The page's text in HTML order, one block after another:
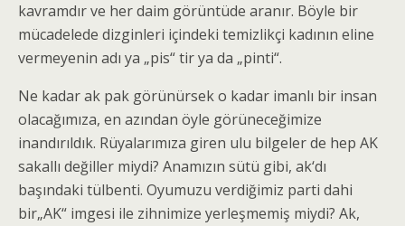
kavramdır ve her daim görüntüde aranır. Böyle bir
mücadelede dizginleri içindeki temizlikçi kadının eline
vermeyenin adı ya „pis“ tir ya da „pinti“.
Ne kadar ak pak görünürsek o kadar imanlı bir insan
olacağımıza, en azından öyle görüneceğimize
inandırıldık. Rüyalarımıza giren ulu bilgeler de hep AK
sakallı değiller miydi? Anamızın sütü gibi, ak‘dı
başındaki tülbenti. Oyumuzu verdiğimiz parti dahi
bir„AK“ imgesi ile zihnimize yerleşmemiş miydi? Ak,